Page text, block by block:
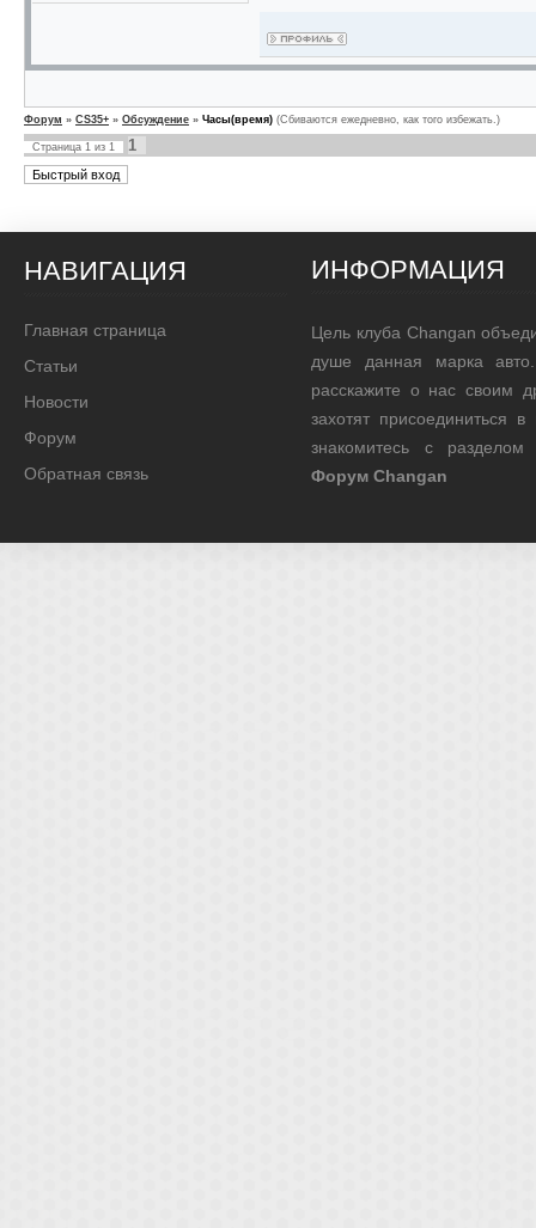
Форум » CS35+ » Обсуждение » Часы(время) (Сбиваются ежедневно, как того избежать.)
Страница 1 из 1 1
НАВИГАЦИЯ
Главная страница
Статьи
Новости
Форум
Обратная связь
ИНФОРМАЦИЯ
Цель клуба Changan
душе данная марка
расскажите о нас своим
захотят присоединиться
знакомитесь с
Форум Changan